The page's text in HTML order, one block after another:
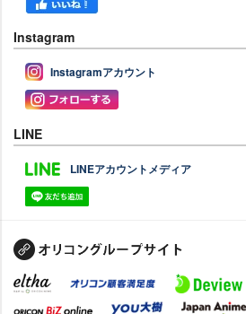
Instagram
Instagramアカウント
LINE
LINEアカウントメディア